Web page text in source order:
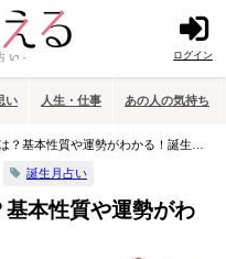
ログイン
い 人生・仕事 あの人の気持ち
？基本性質や運勢がわかる！誕生月
誕生月占い
本性質や運勢がわ